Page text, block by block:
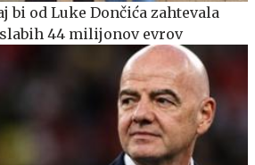
bi od Luke Dončića zahtevala
44 milijonov evrov